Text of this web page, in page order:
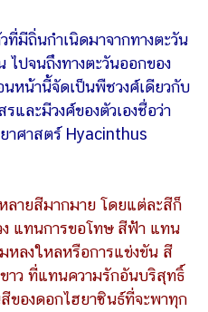
ที่มีถิ่นกำเนิดมาจากทางตะวัน
ไปจนถึงทางตะวันออกของ
หน้านี้จัดเป็นพืชวงศ์เดียวกับ
ละมีวงศ์ของตัวเองชื่อว่า
าศาสตร์ Hyacinthus
ลายสีมากมาย โดยแต่ละสีก็
แทนการขอโทษ สีฟ้า แทน
หลงใหลหรือการแข่งขัน สี
าว ที่แทนความรักอันบริสุทธิ์
ของดอกไฮยาซินธ์ที่จะพาทุก